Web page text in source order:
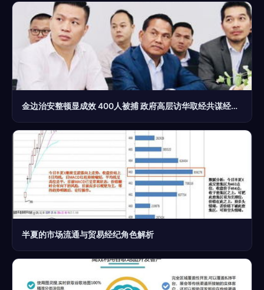
金边治安整顿显成效 400人被捕 政府高层访华取经共谋经贸新篇章
半夏的市场流通与贸易经纪角色解析